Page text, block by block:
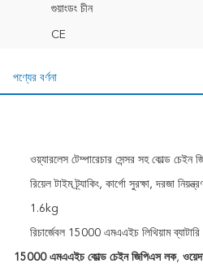
গুয়াংডং চীন
CE
পণ্যের বর্ণনা
ওয়্যারলেস টেম্পারেচার সেন্সর সহ কোল্ড চেইন
রিয়েল টাইম ট্র্যাকিং, কার্গো সুরক্ষা, দরজা
1.6kg
রিচার্জেবল 15000 এমএএইচ লিথিয়াম ব্যাটারি
15000 এমএএইচ কোল্ড চেইন জিপিএস লক,